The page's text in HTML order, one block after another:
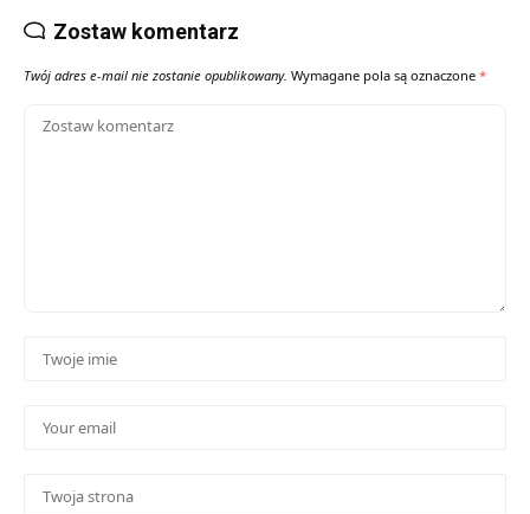
Zostaw komentarz
Twój adres e-mail nie zostanie opublikowany. Wymagane pola są oznaczone *